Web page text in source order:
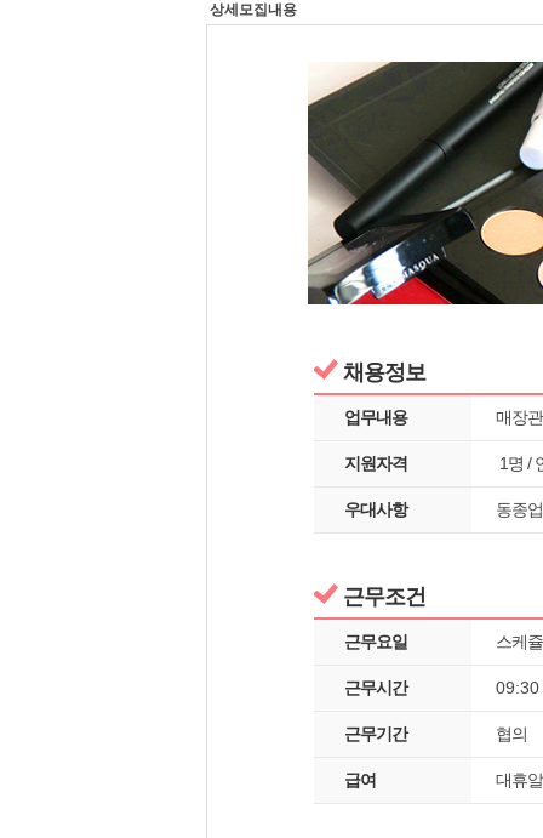
상세모집내용
채용정보
업무내용 매장
지원자격 1명 /
우대사항 동종
근무조건
근무요일 스케
근무시간 09:30
근무기간 협의
급여 대휴